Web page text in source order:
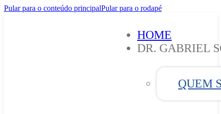
Pular para o conteúdo principalPular para o rodapé
HOME
DR. GABRIEL
QUEM